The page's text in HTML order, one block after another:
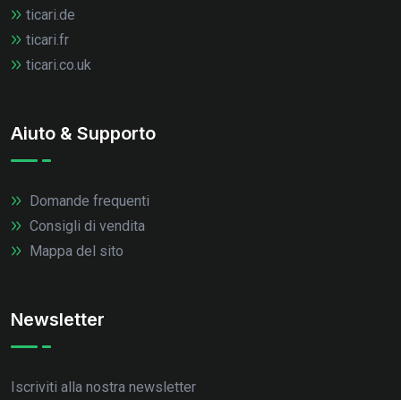
ticari.de
ticari.fr
ticari.co.uk
Aiuto & Supporto
Domande frequenti
Consigli di vendita
Mappa del sito
Newsletter
Iscriviti alla nostra newsletter